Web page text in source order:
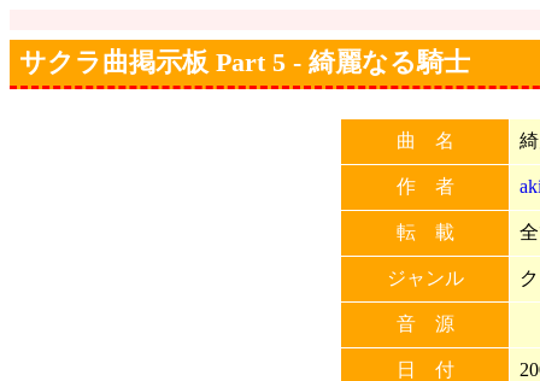
サクラ曲掲示板 Part 5 - 綺麗なる騎士
曲 名
作 者
転 載
ジャンル
音 源
日 付